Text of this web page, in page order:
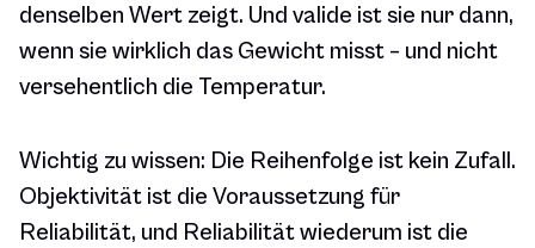
denselben Wert zeigt. Und valide ist sie nur dann,
wenn sie wirklich das Gewicht misst – und nicht
versehentlich die Temperatur.
Wichtig zu wissen: Die Reihenfolge ist kein Zufall.
Objektivität ist die Voraussetzung für
Reliabilität, und Reliabilität wiederum ist die